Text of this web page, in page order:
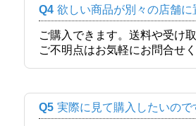
Q4 欲しい商品が別々の店舗
ご購入できます。送料や受け
ご不明点はお気軽にお問合せく
Q5 実際に見て購入したいので